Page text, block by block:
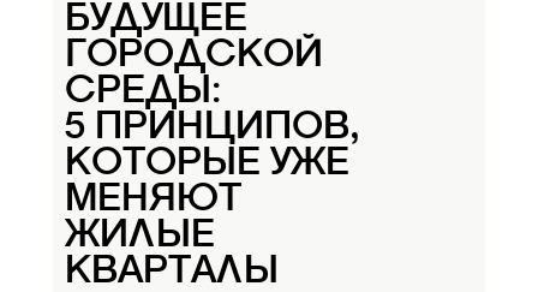
БУДУЩЕЕ
ГОРОДСКОЙ
СРЕДЫ:
5 ПРИНЦИПОВ,
КОТОРЫЕ УЖЕ
МЕНЯЮТ
ЖИЛЫЕ
КВАРТАЛЫ